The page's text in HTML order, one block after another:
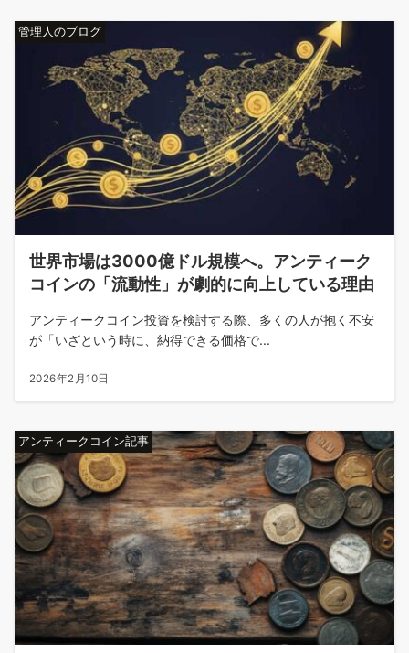
管理人のブログ
世界市場は3000億ドル規模へ。アンティーク
コインの「流動性」が劇的に向上している理由
アンティークコイン投資を検討する際、多くの人が抱く不安
が「いざという時に、納得できる価格で...
2026年2月10日
アンティークコイン記事